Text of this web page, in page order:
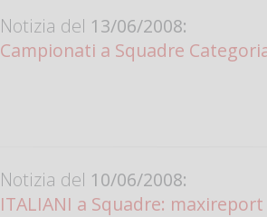
Notizia del 13/06/2008:
Campionati a Squadre
Notizia del 10/06/2008:
ITALIANI a Squadre: